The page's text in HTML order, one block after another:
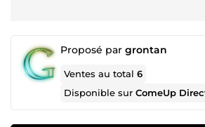
Proposé par grontan
Ventes au total6
Disponible surComeUp